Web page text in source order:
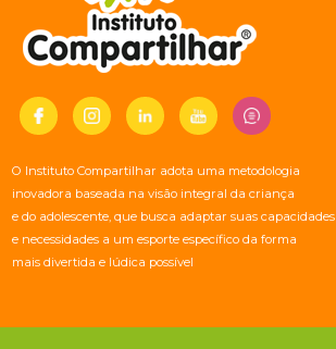
O Instituto Compartilhar adota uma metodologia
inovadora baseada na visão integral da criança
e do adolescente, que busca adaptar suas capacidades
e necessidades a um esporte específico da forma
mais divertida e lúdica possível